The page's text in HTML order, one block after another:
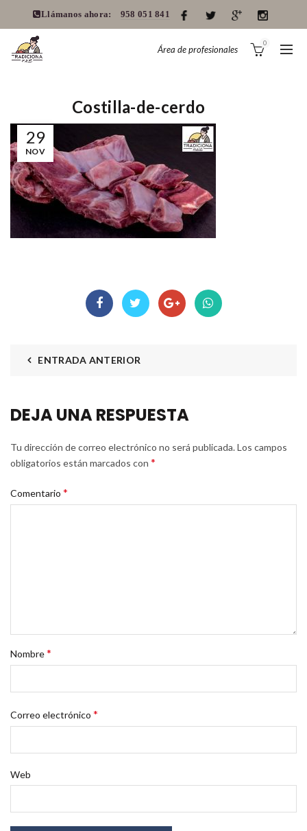
Llámanos ahora: 958 051 841
Área de profesionales
0
29
NOV
Costilla-de-cerdo
ENTRADA ANTERIOR
DEJA UNA RESPUESTA
Tu dirección de correo electrónico no será publicada.Los campos
obligatorios están marcados con *
Comentario *
Nombre*
Correo electrónico *
Web